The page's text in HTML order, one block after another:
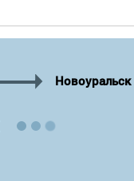
Новоуральск